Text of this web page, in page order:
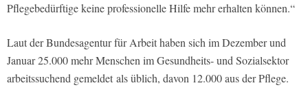
Pflegebedürftige keine professionelle Hilfe mehr erhalten können.“
Laut der Bundesagentur für Arbeit haben sich im Dezember und
Januar 25.000 mehr Menschen im Gesundheits- und Sozialsektor
arbeitssuchend gemeldet als üblich, davon 12.000 aus der Pflege.